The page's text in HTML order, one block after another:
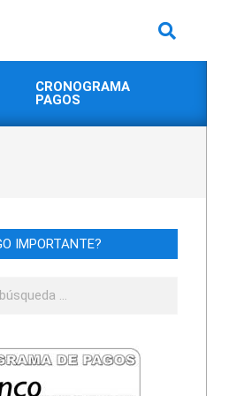
Buscar
CRONOGRAMA
PAGOS
IMPORTANTE?